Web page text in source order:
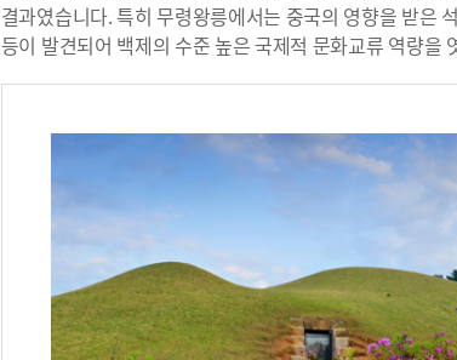
결과였습니다. 특히 무령왕릉에서는 중국의 영향을 받은
등이 발견되어 백제의 수준 높은 국제적 문화교류 역량을